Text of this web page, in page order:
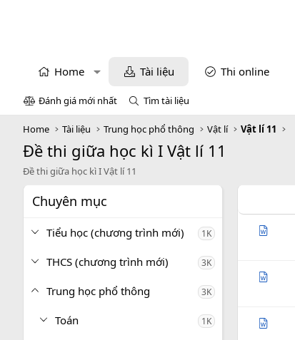
Home Tài liệu Thi online
Đánh giá mới nhất Tìm tài liệu
Home Tài liệu Trung học phổ thông Vật lí Vật lí 11
Đề thi giữa học kì I Vật lí 11
Đề thi giữa học kì I Vật lí 11
Chuyên mục
Tiểu học (chương trình mới) 1K
THCS (chương trình mới) 3K
Trung học phổ thông 3K
Toán 1K